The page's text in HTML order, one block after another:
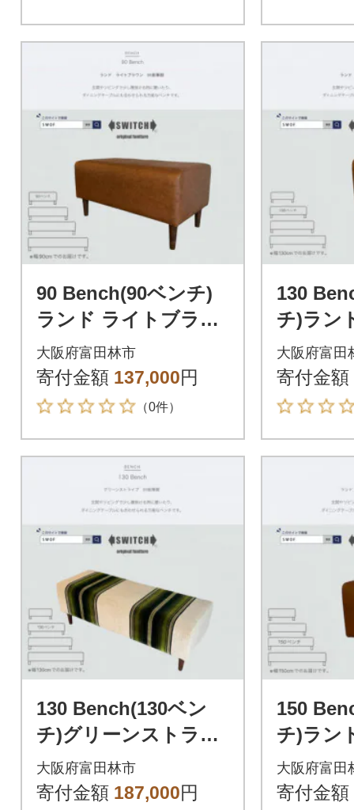
90 Bench(90ベンチ)
ランド ライトブラウ
ン BR鉛筆脚【SWO
F】
大阪府富田林市
寄付金額 137,000円
（0件）
130
チ)ラン
ウン BR
OF】
大阪府富田
寄付金額
130 Bench(130ベン
チ)グリーンストライ
プ BR鉛筆脚【SWO
F】
大阪府富田林市
寄付金額 187,000円
150
チ)ラン
ウン BR
OF】
大阪府富田
寄付金額